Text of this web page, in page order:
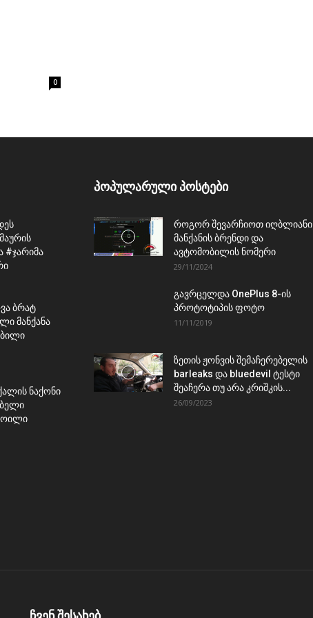
0
#ჯარიმა
ბრატ
მანქანა
ნაქონი
პოპულარული პოსტები
როგორ შევარჩიოთ იღბლიანი
მანქანის ბრენდი და
ავტომობილის ნომერი
29/11/2024
გავრცელდა OnePlus 8-ის
პროტოტიპის ფოტო
11/11/2019
ზეთის ჟონვის შემაჩერებელის
barleaks და bluedevil ტესტი
შეაჩერა თუ არა კრიშკის...
26/09/2023